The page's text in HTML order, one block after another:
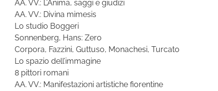
AA. VV.: L’Anima, saggi e giudizi
AA. VV.: Divina mimesis
Lo studio Boggeri
Sonnenberg, Hans: Zero
Corpora, Fazzini, Guttuso, Monachesi, Turcato
Lo spazio dell’immagine
8 pittori romani
AA. VV.: Manifestazioni artistiche fiorentine